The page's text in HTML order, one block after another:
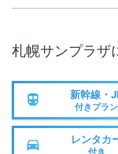
札幌サンプラザ
新幹線・
付きプラン
レンタカ
付き